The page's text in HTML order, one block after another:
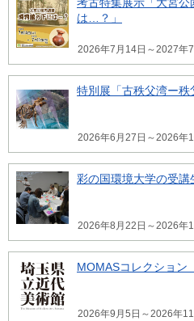
は…？」
2026年7月14日～2027年
特別展「古秩父湾ー秩
2026年6月27日～2026年
彩の国環境大学の受講
2026年8月22日～2026年
MOMASコレクション
2026年9月5日～2026年